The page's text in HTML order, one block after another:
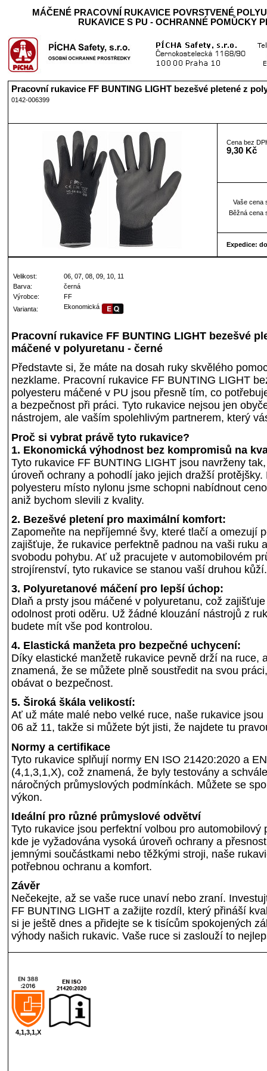
MÁČENÉ PRACOVNÍ RUKAVICE POVRSTVENÉ
RUKAVICE S PU - OCHRANNÉ POMŮCKY
Pracovní rukavice FF BUNTING LIGHT bezešvé pletené z
0142-006399
Cena bez
9,30 Kč
Vaše cena
Běžná cena
Expedice:
Velikost:
06, 07, 08, 09, 10, 11
Barva:
černá
Výrobce:
FF
Varianta:
Ekonomická
Pracovní rukavice FF BUNTING LIGHT bezešvé
máčené v polyuretanu - černé
Představte si, že máte na dosah ruky skvělého
nezklame. Pracovní rukavice FF BUNTING LIGHT
polyesteru máčené v PU jsou přesně tím, co
a bezpečnost při práci. Tyto rukavice nejsou jen
nástrojem, ale vaším spolehlivým partnerem, který
Proč si vybrat právě tyto rukavice?
1. Ekonomická výhodnost bez kompromisů na
Tyto rukavice FF BUNTING LIGHT jsou navrženy
úroveň ochrany a pohodlí jako jejich dražší
polyesteru místo nylonu jsme schopni nabídnout
aniž bychom slevili z kvality.
2. Bezešvé pletení pro maximální komfort:
Zapomeňte na nepříjemné švy, které tlačí a omezují
zajišťuje, že rukavice perfektně padnou na vaši ruku
svobodu pohybu. Ať už pracujete v automobilovém
strojírenství, tyto rukavice se stanou vaší druhou kůží.
3. Polyuretanové máčení pro lepší úchop:
Dlaň a prsty jsou máčené v polyuretanu, což
odolnost proti oděru. Už žádné klouzání nástrojů z
budete mít vše pod kontrolou.
4. Elastická manžeta pro bezpečné uchycení:
Díky elastické manžetě rukavice pevně drží na ruce,
znamená, že se můžete plně soustředit na svou
obávat o bezpečnost.
5. Široká škála velikostí:
Ať už máte malé nebo velké ruce, naše rukavice
06 až 11, takže si můžete být jisti, že najdete tu
Normy a certifikace
Tyto rukavice splňují normy EN ISO 21420:2020 a
(4,1,3,1,X), což znamená, že byly testovány a
náročných průmyslových podmínkách. Můžete se
výkon.
Ideální pro různé průmyslové odvětví
Tyto rukavice jsou perfektní volbou pro automobilový
kde je vyžadována vysoká úroveň ochrany a
jemnými součástkami nebo těžkými stroji, naše
potřebnou ochranu a komfort.
Závěr
Nečekejte, až se vaše ruce unaví nebo zraní.
FF BUNTING LIGHT a zažijte rozdíl, který přináší
si je ještě dnes a přidejte se k tisícům spokojených
výhody našich rukavic. Vaše ruce si zaslouží to
4,1,3,1,X